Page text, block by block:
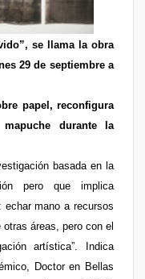
se llama la obra
29 de septiembre a
papel, reconfigura
durante la
basada en la
pero que implica
mano a recursos
áreas, pero con el
artística”. Indica
Doctor en Bellas